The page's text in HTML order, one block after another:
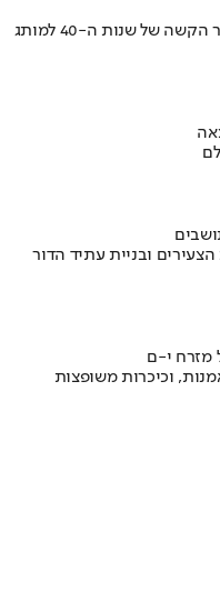
איך אסם הפכה את תקופת הצנע והמחסור הקשה של שנות ה-40 למותג
ובניית עתיד הדור
מזרח י-ם
וכיכרות משופצות